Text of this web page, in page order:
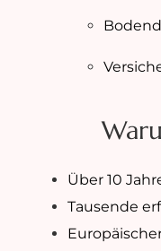
Über 10
Tausende